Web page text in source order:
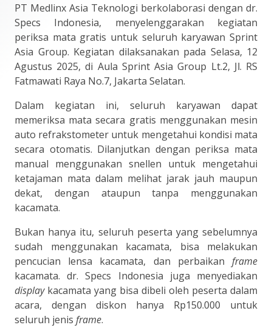
PT Medlinx Asia Teknologi berkolaborasi dengan dr.
Specs Indonesia, menyelenggarakan kegiatan
periksa mata gratis untuk seluruh karyawan Sprint
Asia Group. Kegiatan dilaksanakan pada Selasa, 12
Agustus 2025, di Aula Sprint Asia Group Lt.2, Jl. RS
Fatmawati Raya No.7, Jakarta Selatan.
Dalam kegiatan ini, seluruh karyawan dapat
memeriksa mata secara gratis menggunakan mesin
auto refrakstometer untuk mengetahui kondisi mata
secara otomatis. Dilanjutkan dengan periksa mata
manual menggunakan snellen untuk mengetahui
ketajaman mata dalam melihat jarak jauh maupun
dekat, dengan ataupun tanpa menggunakan
kacamata.
Bukan hanya itu, seluruh peserta yang sebelumnya
sudah menggunakan kacamata, bisa melakukan
pencucian lensa kacamata, dan perbaikan frame
kacamata. dr. Specs Indonesia juga menyediakan
displaykacamata yang bisa dibeli oleh peserta dalam
acara, dengan diskon hanya Rp150.000 untuk
seluruh jenis frame.